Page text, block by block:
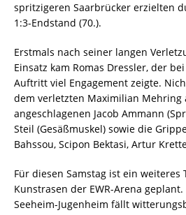
spritzigeren Saarbrücker erzielten
1:3-Endstand (70.).
Erstmals nach seiner langen
Einsatz kam Romas Dressler, der
Auftritt viel Engagement zeigte.
dem verletzten Maximilian Mehring
angeschlagenen Jacob Ammann
Steil (Gesäßmuskel) sowie die
Bahssou, Scipon Bektasi, Artur
Für diesen Samstag ist ein weiteres
Kunstrasen der EWR-Arena
Seeheim-Jugenheim fällt